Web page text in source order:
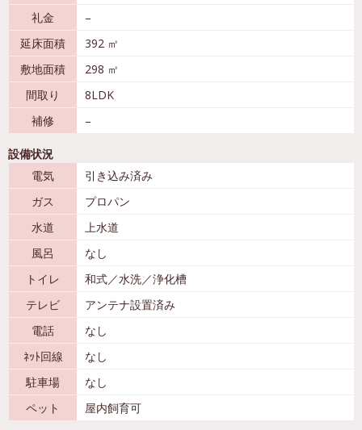
礼金
–
延床面積
392 ㎡
敷地面積
298 ㎡
間取り
8LDK
補修
–
設備状況
電気
引き込み済み
ガス
プロパン
水道
上水道
風呂
なし
トイレ
和式／水洗／浄化槽
テレビ
アンテナ設置済み
電話
なし
ﾈｯﾄ回線
なし
駐車場
なし
ペット
屋内飼育可